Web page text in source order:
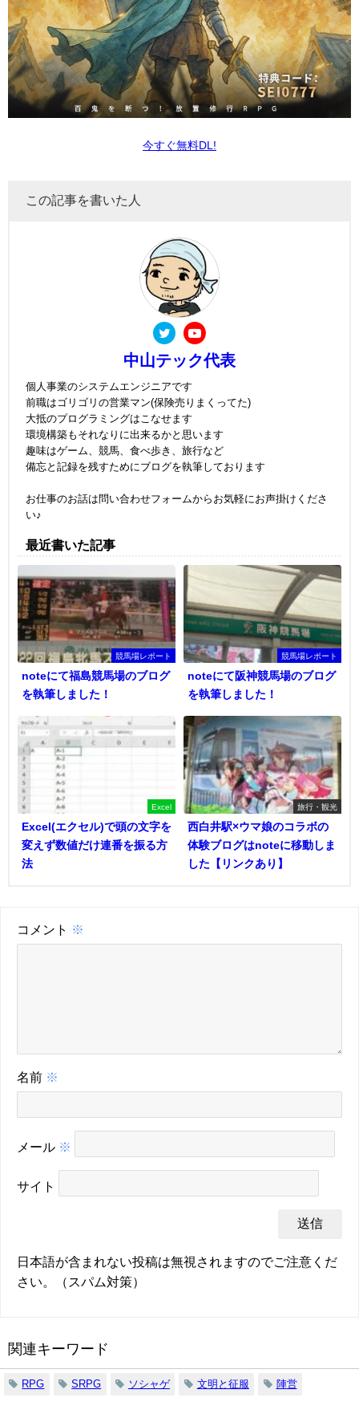
今すぐ無料DL!
この記事を書いた人
中山テック代表
個人事業のシステムエンジニアです
前職はゴリゴリの営業マン(保険売りまくってた)
大抵のプログラミングはこなせます
環境構築もそれなりに出来るかと思います
趣味はゲーム、競馬、食べ歩き、旅行など
備忘と記録を残すためにブログを執筆しております
お仕事のお話は問い合わせフォームからお気軽にお声掛けくださ
い♪
最近書いた記事
競馬場レポート
noteにて福島競馬場のブログ
を執筆しました！
競馬場レポート
noteにて阪神競馬場のブログ
を執筆しました！
Excel
Excel(エクセル)で頭の文字を
変えず数値だけ連番を振る方
法
旅行・観光
西白井駅×ウマ娘のコラボの
体験ブログはnoteに移動しま
した【リンクあり】
コメント ※
名前 ※
メール ※
サイト
日本語が含まれない投稿は無視されますのでご注意くだ
さい。（スパム対策）
関連キーワード
RPG SRPG ソシャゲ 文明と征服 陣営